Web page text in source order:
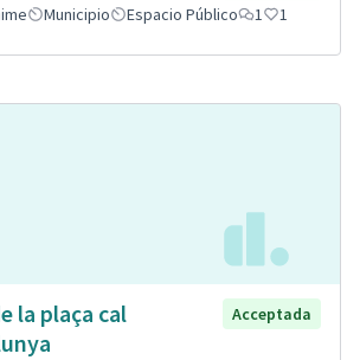
Municipio Espacio Público 1 1
la plaça cal
Acceptada